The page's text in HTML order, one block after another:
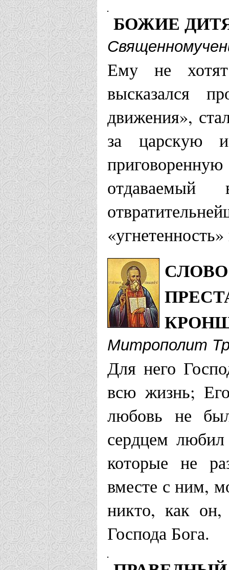
БОЖИЕ
Ему не
высказался
движения»,
за царскую
Митрополит
Для него
всю жизнь;
любовь не
сердцем
которые не
вместе с ним,
никто, как он,
Господа Бога.